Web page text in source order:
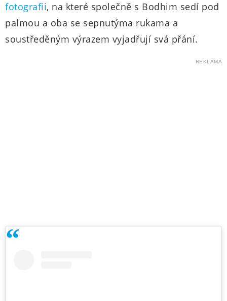
fotografii, na které společně s Bodhim sedí pod
palmou a oba se sepnutýma rukama a
soustředěným výrazem vyjadřují svá přání.
REKLAMA